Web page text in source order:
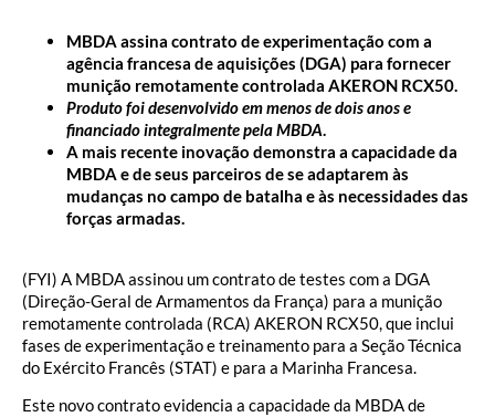
MBDA assina contrato de experimentação com a
agência francesa de aquisições (DGA) para fornecer
munição remotamente controlada AKERON RCX50.
Produto foi desenvolvido em menos de dois anos e
financiado integralmente pela MBDA.
A mais recente inovação demonstra a capacidade da
MBDA e de seus parceiros de se adaptarem às
mudanças no campo de batalha e às necessidades das
forças armadas.
(FYI) A MBDA assinou um contrato de testes com a DGA
(Direção-Geral de Armamentos da França) para a munição
remotamente controlada (RCA) AKERON RCX50, que inclui
fases de experimentação e treinamento para a Seção Técnica
do Exército Francês (STAT) e para a Marinha Francesa.
Este novo contrato evidencia a capacidade da MBDA de